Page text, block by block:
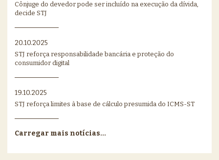
Cônjuge do devedor pode ser incluído na execução da dívida,
decide STJ
20.10.2025
STJ reforça responsabilidade bancária e proteção do
consumidor digital
19.10.2025
STJ reforça limites à base de cálculo presumida do ICMS-ST
Carregar mais notícias...